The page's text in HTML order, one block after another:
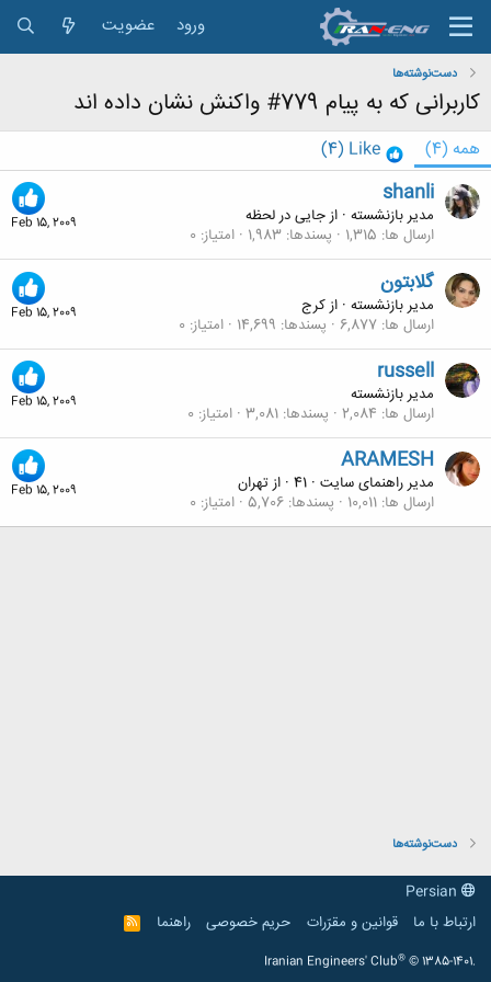
ورود عضویت
دست‌نوشته‌ها
کاربرانی که به پیام 779# واکنش نشان داده اند
همه (4)
Like
(4)
Feb 15, 2009
shanli
مدیر بازنشسته · ازجایی در لحظه
ارسال ها 1,315 پسندها 1,983 امتیاز 0
Feb 15, 2009
گلابتون
مدیر بازنشسته · ازكرج
ارسال ها 6,877 پسندها 14,699 امتیاز 0
Feb 15, 2009
russell
مدیر بازنشسته
ارسال ها 2,084 پسندها 3,081 امتیاز 0
Feb 15, 2009
ARAMESH
مدیر راهنمای سایت ·
· ازتهران
ارسال ها 10,011 پسندها 5,706 امتیاز 0
دست‌نوشته‌ها
ارتباط با ما
قوانین و مقرّرات حریم خصوصی راهنما
R
S
Iranian Engineers' Club® © 1385-1401.